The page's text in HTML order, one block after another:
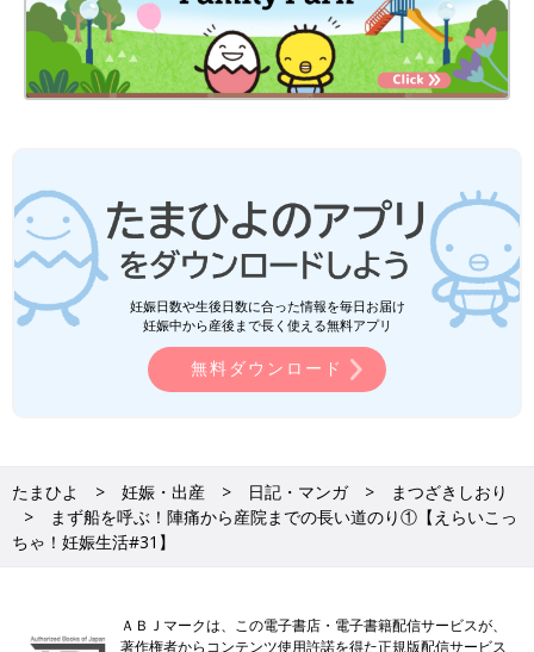
妊娠日数や生後日数に合った情報を毎日お届け
妊娠中から産後まで長く使える無料アプリ
無料ダウンロード
たまひよ 妊娠・出産 日記・マンガ
まつざきしおり
まず船を呼ぶ！陣痛から産院までの長い道のり①【えらいこっ
ちゃ！妊娠生活#31】
ＡＢＪマークは、この電子書店・電子書籍配信サービスが、
著作権者からコンテンツ使用許諾を得た正規版配信サービス